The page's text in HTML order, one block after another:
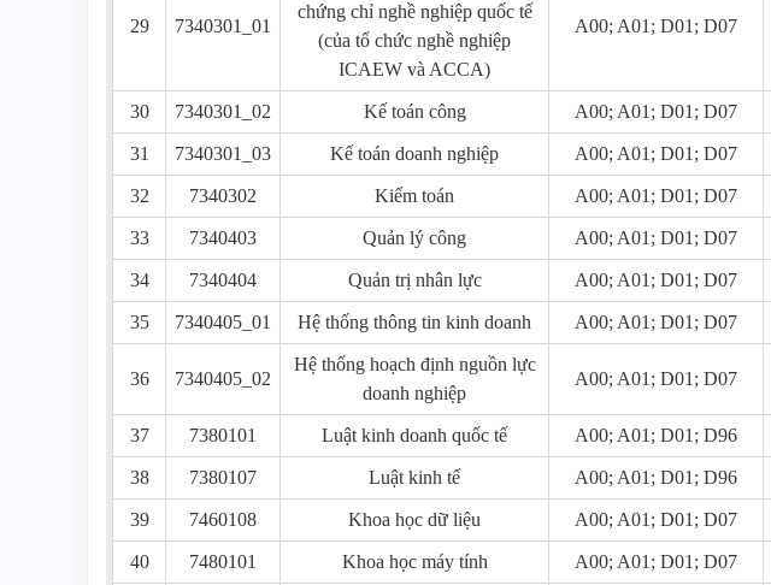
29 7340301_01
chứng chỉ nghề nghiệp quốc tế
(của tổ chức nghề nghiệp
ICAEW và ACCA)
A00; A01; D01; D07
30 7340301_02 Kế toán công A00; A01; D01; D07
31 7340301_03 Kế toán doanh nghiệp A00; A01; D01; D07
32 7340302 Kiểm toán A00; A01; D01; D07
33 7340403 Quản lý công A00; A01; D01; D07
34 7340404 Quản trị nhân lực A00; A01; D01; D07
35 7340405_01 Hệ thống thông tin kinh doanh A00; A01; D01; D07
36 7340405_02
Hệ thống hoạch định nguồn lực
doanh nghiệp
A00; A01; D01; D07
37 7380101 Luật kinh doanh quốc tế A00; A01; D01; D96
38 7380107 Luật kinh tế A00; A01; D01; D96
39 7460108 Khoa học dữ liệu A00; A01; D01; D07
40 7480101 Khoa học máy tính A00; A01; D01; D07